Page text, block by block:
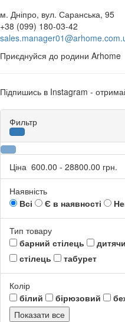
м. Дніпро, вул. Саранська, 95
+38 (099) 180-03-42
Приєднуйся до родини Arhome
Підпишись в Instagram -
Фильтр
Ціна 600.00 - 28800.00 грн.
Наявність
Всі
Є в наявності
Тип товару
барний стілець
стілець
табурет
Колір
білий
бірюзовий
Показати все